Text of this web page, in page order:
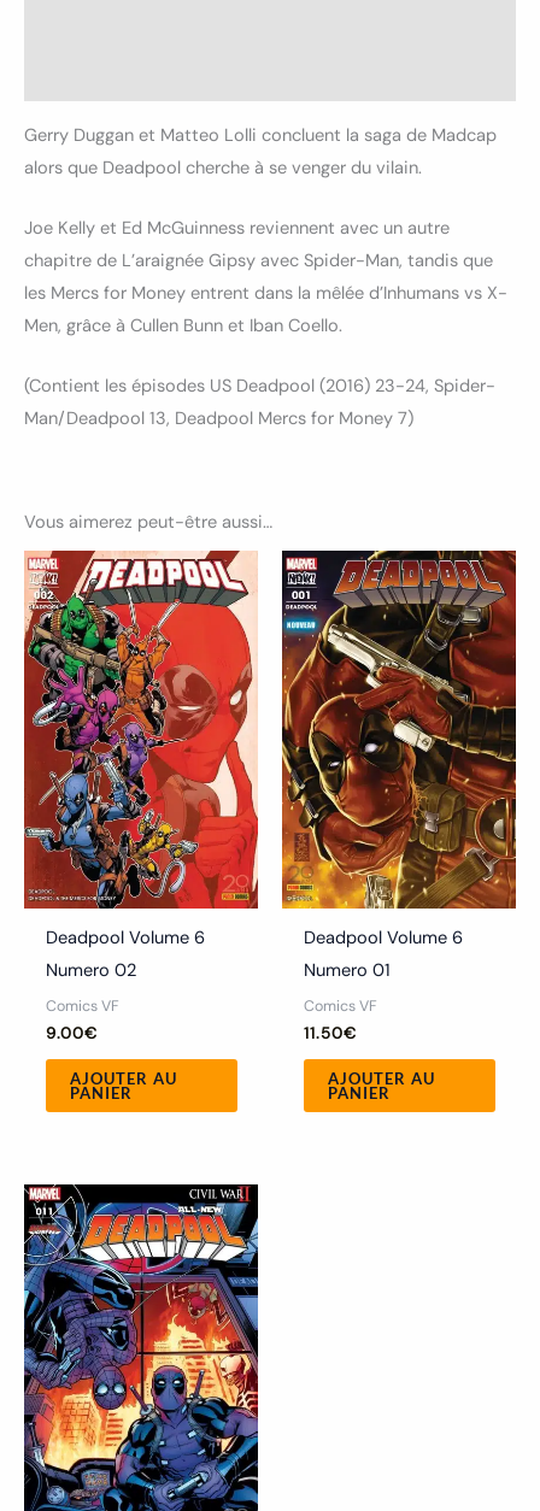
Gerry Duggan et Matteo Lolli concluent la saga de Madcap
alors que Deadpool cherche à se venger du vilain.
Joe Kelly et Ed McGuinness reviennent avec un autre
chapitre de L’araignée Gipsy avec Spider-Man, tandis que
les Mercs for Money entrent dans la mêlée d’Inhumans vs X-
Men, grâce à Cullen Bunn et Iban Coello.
(Contient les épisodes US Deadpool (2016) 23-24, Spider-
Man/Deadpool 13, Deadpool Mercs for Money 7)
Vous aimerez peut-être aussi…
Deadpool Volume 6
Numero 02
Comics VF
9.00€
AJOUTER AU
PANIER
Deadpool Volume 6
Numero 01
Comics VF
11.50€
AJOUTER AU
PANIER